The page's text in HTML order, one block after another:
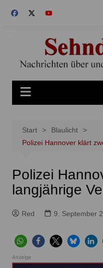
Inhalt
Start
Blaulicht
Polizei Hannover klärt
Polizei
langjährige
Red 9. September
Anzeige